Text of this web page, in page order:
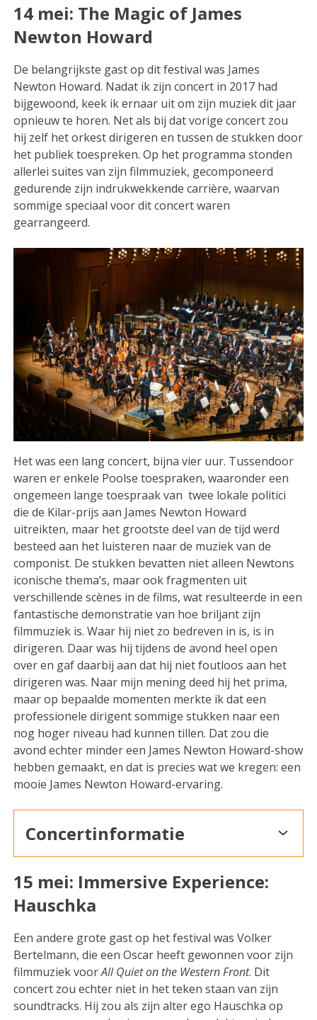
14 mei: The Magic of James
Newton Howard
De belangrijkste gast op dit festival was James
Newton Howard. Nadat ik zijn concert in 2017 had
bijgewoond, keek ik ernaar uit om zijn muziek dit jaar
opnieuw te horen. Net als bij dat vorige concert zou
hij zelf het orkest dirigeren en tussen de stukken door
het publiek toespreken. Op het programma stonden
allerlei suites van zijn filmmuziek, gecomponeerd
gedurende zijn indrukwekkende carrière, waarvan
sommige speciaal voor dit concert waren
gearrangeerd.
Het was een lang concert, bijna vier uur. Tussendoor
waren er enkele Poolse toespraken, waaronder een
ongemeen lange toespraak van twee lokale politici
die de Kilar-prijs aan James Newton Howard
uitreikten, maar het grootste deel van de tijd werd
besteed aan het luisteren naar de muziek van de
componist. De stukken bevatten niet alleen Newtons
iconische thema’s, maar ook fragmenten uit
verschillende scènes in de films, wat resulteerde in een
fantastische demonstratie van hoe briljant zijn
filmmuziek is. Waar hij niet zo bedreven in is, is in
dirigeren. Daar was hij tijdens de avond heel open
over en gaf daarbij aan dat hij niet foutloos aan het
dirigeren was. Naar mijn mening deed hij het prima,
maar op bepaalde momenten merkte ik dat een
professionele dirigent sommige stukken naar een
nog hoger niveau had kunnen tillen. Dat zou die
avond echter minder een James Newton Howard-show
hebben gemaakt, en dat is precies wat we kregen: een
mooie James Newton Howard-ervaring.
Concertinformatie
15 mei: Immersive Experience:
Hauschka
Een andere grote gast op het festival was Volker
Bertelmann, die een Oscar heeft gewonnen voor zijn
filmmuziek voorAll Quiet on the Western Front. Dit
concert zou echter niet in het teken staan van zijn
soundtracks. Hij zou als zijn alter ego Hauschka op